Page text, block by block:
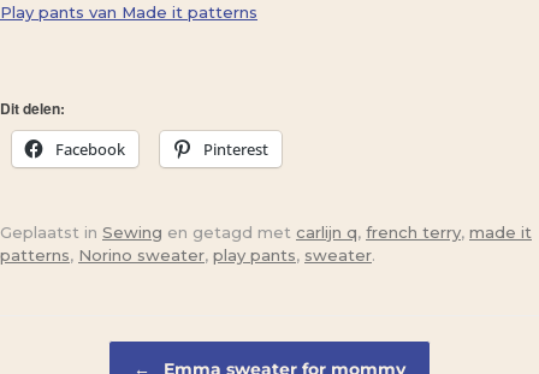
Play pants van Made it patterns
Dit delen:
Facebook
Pinterest
Geplaatst in Sewing en getagd met carlijn q, french terry, made it
patterns, Norino sweater, play pants, sweater.
Bericht navigatie
← Emma sweater for mommy